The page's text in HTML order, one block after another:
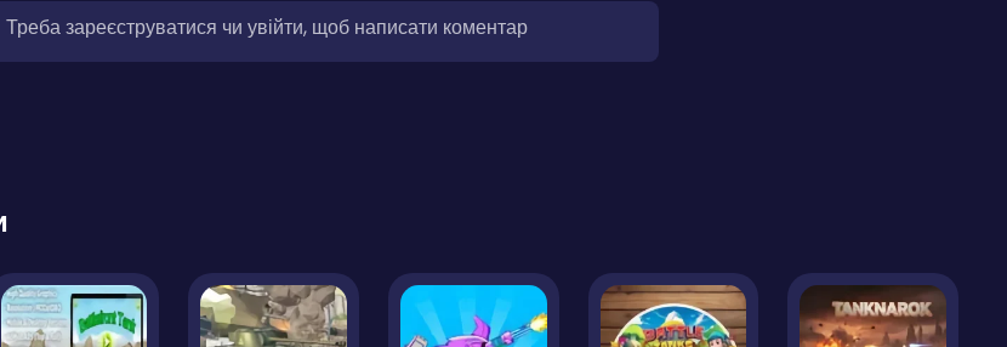
Треба зареєструватися чи увійти, щоб написати коментар